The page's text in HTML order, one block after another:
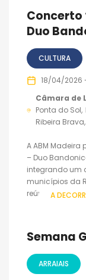
Concerto
Duo
CULTURA
18/04/2026
Câmara de
Ponta do Sol
Ribeira Brava
A ABM Madeira
– Duo
integrando um
municípios da
reúne a
A
Semana
ARRAIAIS